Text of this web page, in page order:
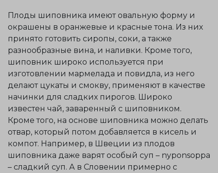
Плоды шиповника имеют овальную форму и
окрашены в оранжевые и красные тона. Из них
принято готовить сиропы, соки, а также
разнообразные вина, и наливки. Кроме того,
шиповник широко используется при
изготовлении мармелада и повидла, из него
делают цукаты и смокву, применяют в качестве
начинки для сладких пирогов. Широко
известен чай, заваренный с шиповником.
Кроме того, на основе шиповника можно делать
отвар, который потом добавляется в кисель и
компот. Например, в Швеции из плодов
шиповника даже варят особый суп – nyponsoppa
– сладкий суп. А в Словении примерно с